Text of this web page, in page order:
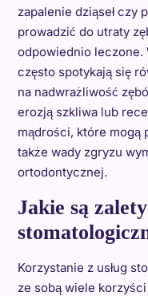
zapalenie dziąseł czy
prowadzić do utraty
odpowiednio leczone.
często spotykają się
na nadwrażliwość
erozją szkliwa lub
mądrości, które mogą
także wady zgryzu
ortodontycznej.
Jakie są
Korzystanie z usług
ze sobą wiele